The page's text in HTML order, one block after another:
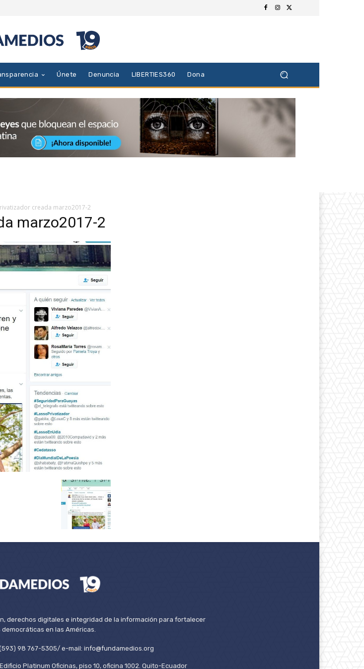
Únete Denuncia LIBERTIES360 Dona
creada marzo2017-2
marzo2017-2
derechos digitales e integridad de la información para fortalecer
en las Américas.
98 767-5305/ e-mail: info@fundamedios.org
Platinum Oficinas, piso 10, oficina 1002. Quito-Ecuador